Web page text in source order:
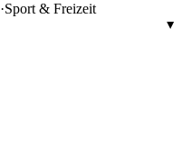
·Sport & Freizeit